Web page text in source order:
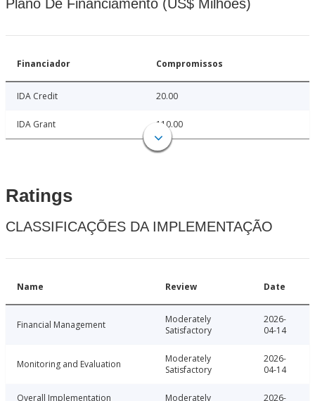
Plano De Financiamento (US$ Milhões)
Financiador Compromissos
IDA Credit 20.00
IDA Grant 110.00
Ratings
CLASSIFICAÇÕES DA IMPLEMENTAÇÃO
Name Review Date
Financial Management
Moderately
Satisfactory
2026-
04-14
Monitoring and Evaluation
Moderately
Satisfactory
2026-
04-14
Overall Implementation
Moderately
2026-